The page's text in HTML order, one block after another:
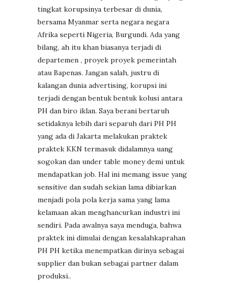
tingkat korupsinya terbesar di dunia,
bersama Myanmar serta negara negara
Afrika seperti Nigeria, Burgundi. Ada yang
bilang, ah itu khan biasanya terjadi di
departemen , proyek proyek pemerintah
atau Bapenas. Jangan salah, justru di
kalangan dunia advertising, korupsi ini
terjadi dengan bentuk bentuk kolusi antara
PH dan biro iklan. Saya berani bertaruh
setidaknya lebih dari separuh dari PH PH
yang ada di Jakarta melakukan praktek
praktek KKN termasuk didalamnya uang
sogokan dan under table money demi untuk
mendapatkan job. Hal ini memang issue yang
sensitive dan sudah sekian lama dibiarkan
menjadi pola pola kerja sama yang lama
kelamaan akan menghancurkan industri ini
sendiri. Pada awalnya saya menduga, bahwa
praktek ini dimulai dengan kesalahkaprahan
PH PH ketika menempatkan dirinya sebagai
supplier dan bukan sebagai partner dalam
produksi..